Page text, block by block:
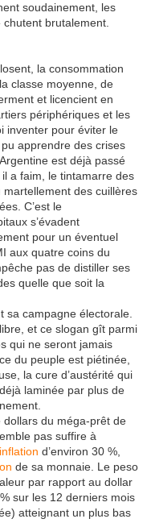
soudainement, les
brutalement.
la consommation
classe moyenne, de
et licencient en
périphériques et les
inventer pour éviter le
apprendre des crises
est déjà passé
a faim, le tintamarre des
des cuillères
C’est le
s’évadent
pour un éventuel
aux quatre coins du
pas de distiller ses
quelle que soit la
sa campagne électorale.
et ce slogan gît parmi
qui ne seront jamais
du peuple est piétinée,
la cure d’austérité qui
laminée par plus de
du méga-prêt de
pas suffire à
inflation d’environ 30 %,
de sa monnaie. Le peso
par rapport au dollar
sur les 12 derniers mois
atteignant un plus bas